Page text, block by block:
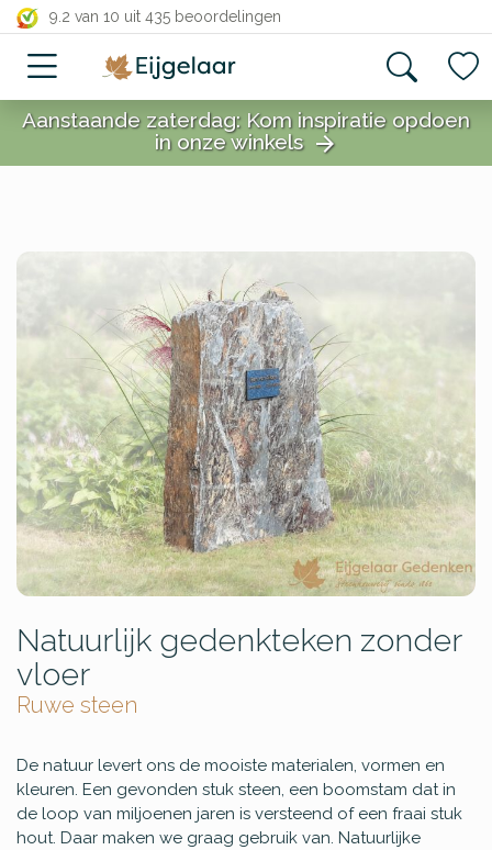
9.2 van 10 uit 435 beoordelingen
close
close
Aanstaande zaterdag: Kom inspiratie opdoen
in onze winkels arrow_forward
Natuurlijk gedenkteken zonder
vloer
Ruwe steen
De natuur levert ons de mooiste materialen, vormen en
kleuren. Een gevonden stuk steen, een boomstam dat in
de loop van miljoenen jaren is versteend of een fraai stuk
hout. Daar maken we graag gebruik van. Natuurlijke